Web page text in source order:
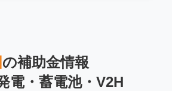
の補助金情報
電・蓄電池・V2H